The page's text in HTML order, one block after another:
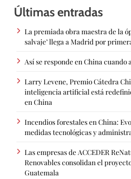
Últimas entradas
La premiada obra maestra de la
salvaje’ llega a Madrid por
Así se responde en China cuando
Larry Levene, Premio Cátedra
inteligencia artificial está
en China
Incendios forestales en China:
medidas tecnológicas y
Las empresas de ACCEDER
Renovables consolidan el
Guatemala